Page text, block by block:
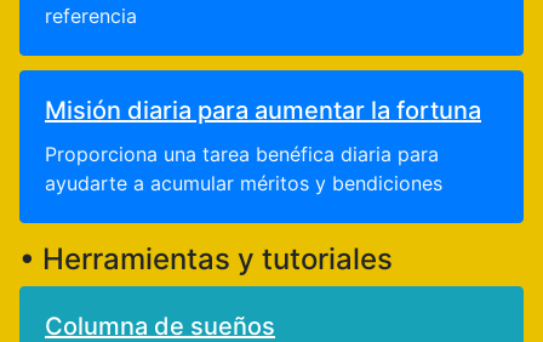
referencia
Misión diaria para aumentar la fortuna
Proporciona una tarea benéfica diaria para
ayudarte a acumular méritos y bendiciones
• Herramientas y tutoriales
Columna de sueños